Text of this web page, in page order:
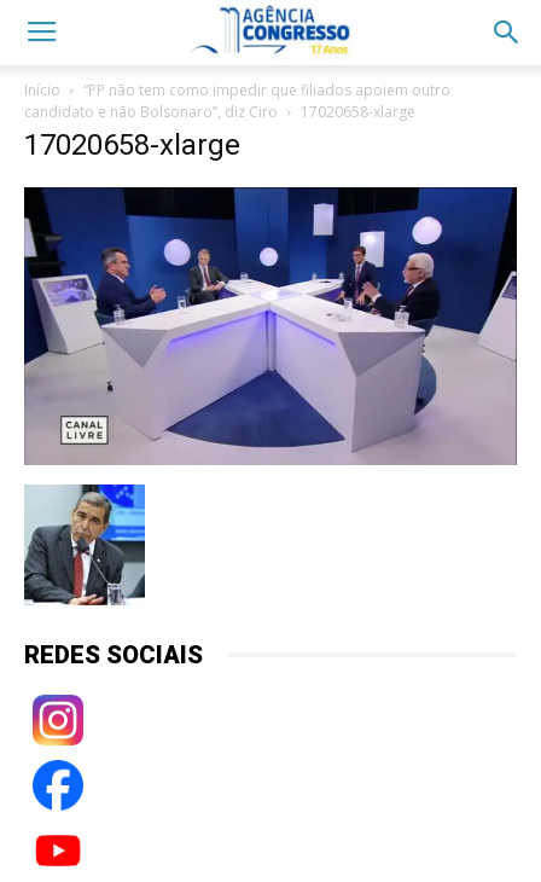
Início
“PP não tem como impedir que filiados apoiem outro
candidato e não Bolsonaro”, diz Ciro
17020658-xlarge
17020658-xlarge
REDES SOCIAIS